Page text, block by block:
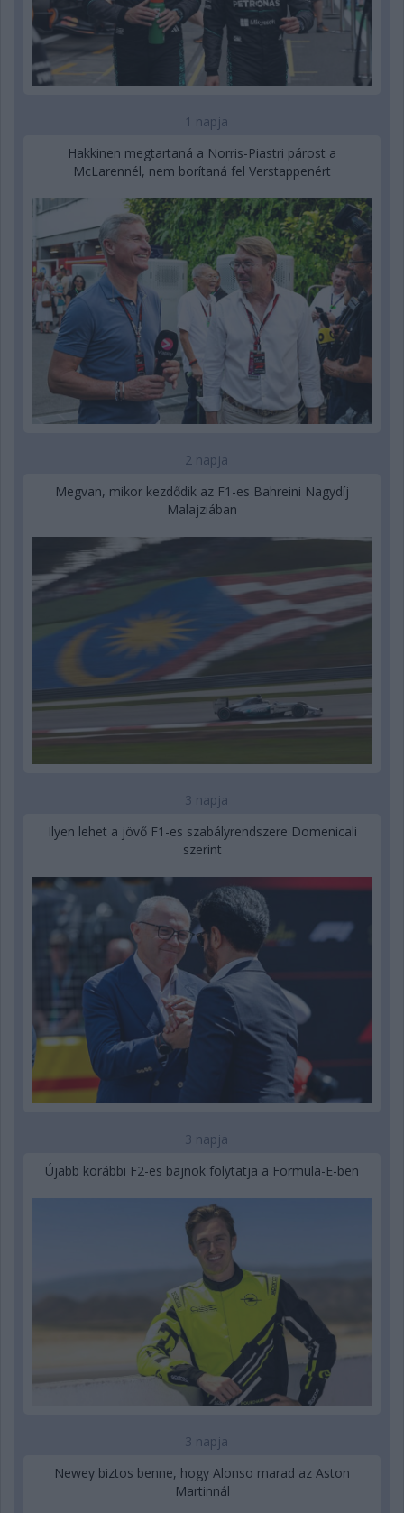
1 napja
Hakkinen megtartaná a Norris-Piastri párost a
McLarennél, nem borítaná fel Verstappenért
2 napja
Megvan, mikor kezdődik az F1-es Bahreini Nagydíj
Malajziában
3 napja
Ilyen lehet a jövő F1-es szabályrendszere Domenicali
szerint
3 napja
Újabb korábbi F2-es bajnok folytatja a Formula-E-ben
3 napja
Newey biztos benne, hogy Alonso marad az Aston
Martinnál